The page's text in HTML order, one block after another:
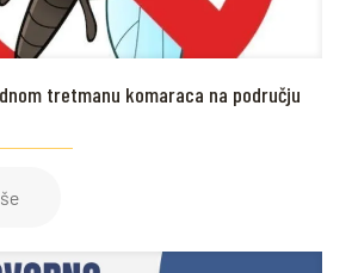
tretmanu komaraca na području